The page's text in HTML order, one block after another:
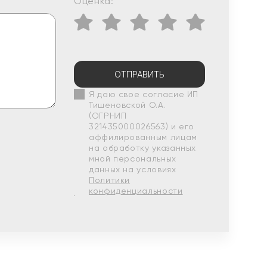
ОТПРАВИТЬ
Я даю свое согласие ИП
Тишеновской О.А.
(ОГРНИП
321435000026563) и его
аффилированным лицам
на обработку указанных
мной персональных
данных на условиях
Политики
конфиденциальности